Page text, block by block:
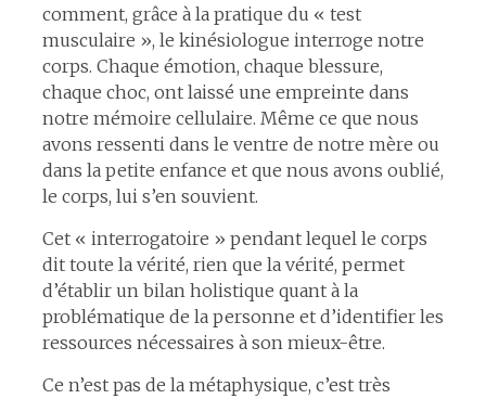
comment, grâce à la pratique du « test
musculaire », le kinésiologue interroge notre
corps. Chaque émotion, chaque blessure,
chaque choc, ont laissé une empreinte dans
notre mémoire cellulaire. Même ce que nous
avons ressenti dans le ventre de notre mère ou
dans la petite enfance et que nous avons oublié,
le corps, lui s’en souvient.
Cet « interrogatoire » pendant lequel le corps
dit toute la vérité, rien que la vérité, permet
d’établir un bilan holistique quant à la
problématique de la personne et d’identifier les
ressources nécessaires à son mieux-être.
Ce n’est pas de la métaphysique, c’est très